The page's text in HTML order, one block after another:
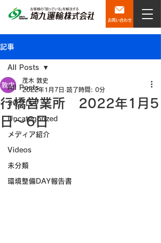
お問い合わせ
記事
All Posts
SQブログ
Uncategorized
メディア紹介
Videos
未分類
環境整備DAY報告書
All Posts
行橋営業所 2022年1月5
日～6日
茂木 敦史
2022年1月7日 読了時間: 0分